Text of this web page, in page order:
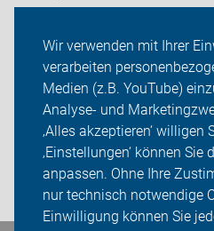
Wir verwenden mit Ihrer
verarbeiten
Medien (z.B. YouTube)
Analyse- und
‚Alles akzeptieren‘ willigen
‚Einstellungen‘ können Sie
anpassen. Ohne Ihre
nur technisch notwendige
Einwilligung können Sie
ADFC Bad Tölz-
Sei dabei
Presse
Login